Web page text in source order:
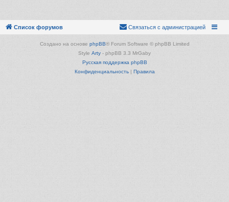
Список форумов Связаться с администрацией
Создано на основе phpBB® Forum Software © phpBB Limited
Style Arty - phpBB 3.3 MrGaby
Русская поддержка phpBB
Конфиденциальность| Правила